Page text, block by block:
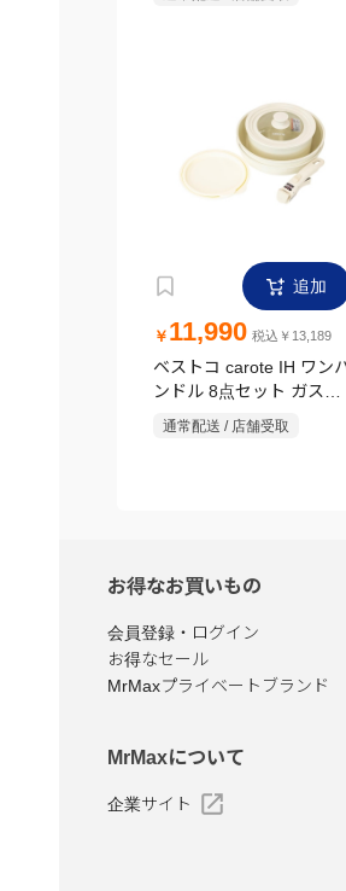
追加
￥ 11,990 税込￥13,189
ベストコ carote IH ワンハ
ンドル 8点セット ガス
通常配送 / 店舗受取
お得なお買いもの
会員登録・ログイン
お得なセール
MrMaxプライベートブランド
MrMaxについて
企業サイト